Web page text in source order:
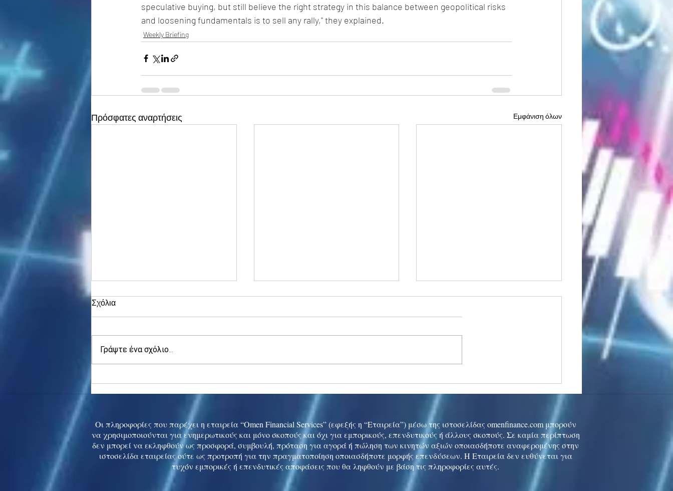
speculative buying, but still believe the right strategy in this balance between geopolitical risks
and loosening fundamentals is to sell any rally," they explained.
Weekly Briefing
Πρόσφατες αναρτήσεις Εμφάνιση όλων
China tech rally cools
Σχόλια
Γράψτε ένα σχόλιο...
Οι πληροφορίες που παρέχει η εταιρεία “Omen Financial Services” (εφεξής η “Εταιρεία”) μέσω της ιστοσελίδας omenfinance.com μπορούν
να χρησιμοποιούνται για ενημερωτικούς και μόνο σκοπούς και όχι για εμπορικούς, επενδυτικούς ή άλλους σκοπούς. Σε καμία περίπτωση
δεν μπορεί να εκληφθούν ως προσφορά, συμβουλή, πρόταση για αγορά ή πώληση των κινητών αξιών οποιασδήποτε αναφερομένης στην
ιστοσελίδα εταιρείας ούτε ως προτροπή για την πραγματοποίηση οποιασδήποτε μορφής επενδύσεων. Η Εταιρεία δεν ευθύνεται για
τυχόν εμπορικές ή επενδυτικές αποφάσεις που θα ληφθούν με βάση τις πληροφορίες αυτές.